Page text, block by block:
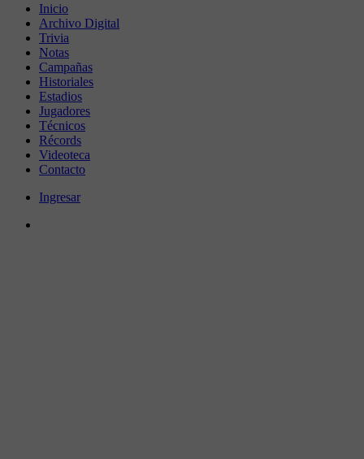
Inicio
Archivo Digital
Trivia
Notas
Campañas
Historiales
Estadios
Jugadores
Técnicos
Récords
Videoteca
Contacto
Ingresar